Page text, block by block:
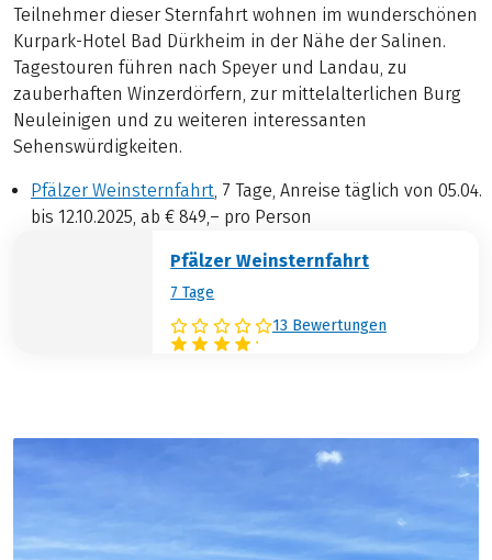
Teilnehmer dieser Sternfahrt wohnen im wunderschönen
Kurpark-Hotel Bad Dürkheim in der Nähe der Salinen.
Tagestouren führen nach Speyer und Landau, zu
zauberhaften Winzerdörfern, zur mittelalterlichen Burg
Neuleinigen und zu weiteren interessanten
Sehenswürdigkeiten.
Pfälzer Weinsternfahrt, 7 Tage, Anreise täglich von 05.04.
bis 12.10.2025, ab € 849,– pro Person
Pfälzer Weinsternfahrt
7 Tage
13 Bewertungen